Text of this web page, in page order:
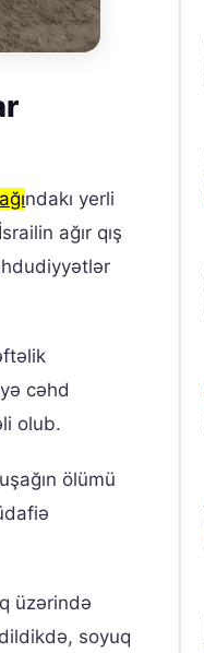
ndakı yerli
ağır qış
cəhd
olub.
ölümü
üzərində
soyuq